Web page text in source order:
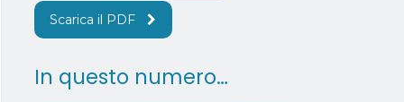
Scarica il PDF
In questo numero…